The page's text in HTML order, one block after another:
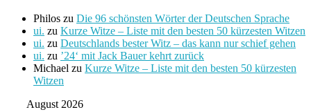
Philos zu Die 96 schönsten Wörter der Deutschen Sprache
ui. zu Kurze Witze – Liste mit den besten 50 kürzesten Witzen
ui. zu Deutschlands bester Witz – das kann nur schief gehen
ui. zu ’24‘ mit Jack Bauer kehrt zurück
Michael zu Kurze Witze – Liste mit den besten 50 kürzesten
Witzen
August 2026